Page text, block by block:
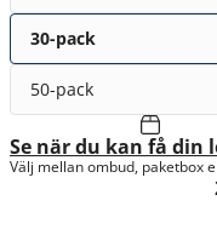
30-pack
50-pack
Se när du kan få din
Välj mellan ombud, paketbox